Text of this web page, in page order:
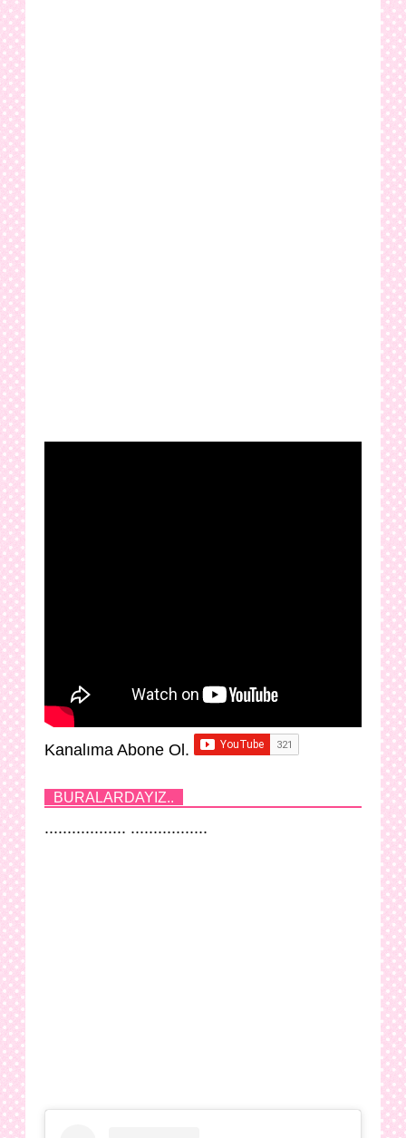
Kanalıma Abone Ol.
BURALARDAYIZ..
.................. .................